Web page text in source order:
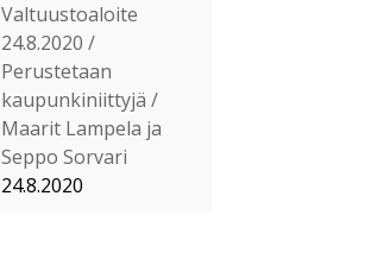
Valtuustoaloite
24.8.2020 /
Perustetaan
kaupunkiniittyjä /
Maarit Lampela ja
Seppo Sorvari
24.8.2020